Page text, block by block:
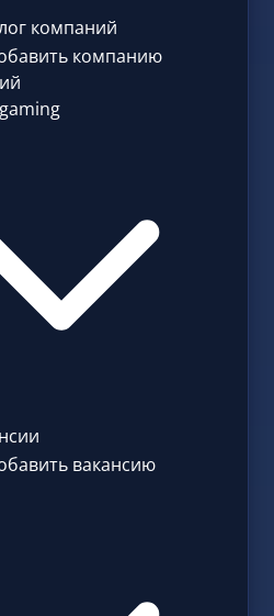
компаний
компанию
вакансию